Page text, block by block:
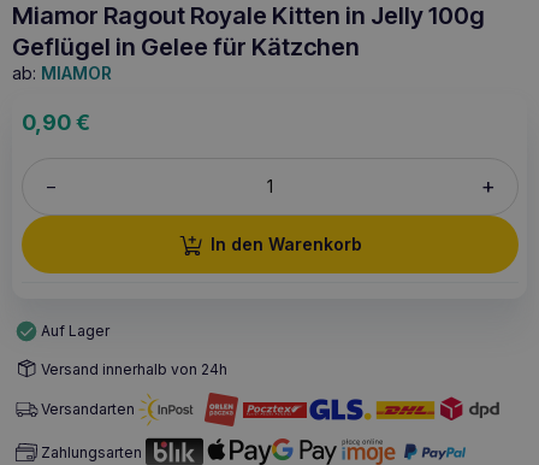
Miamor Ragout Royale Kitten in Jelly 100g
Geflügel in Gelee für Kätzchen
ab: MIAMOR
0,90€
– +
In den Warenkorb
Auf Lager
Versand innerhalb von 24h
Versandarten
Zahlungsarten